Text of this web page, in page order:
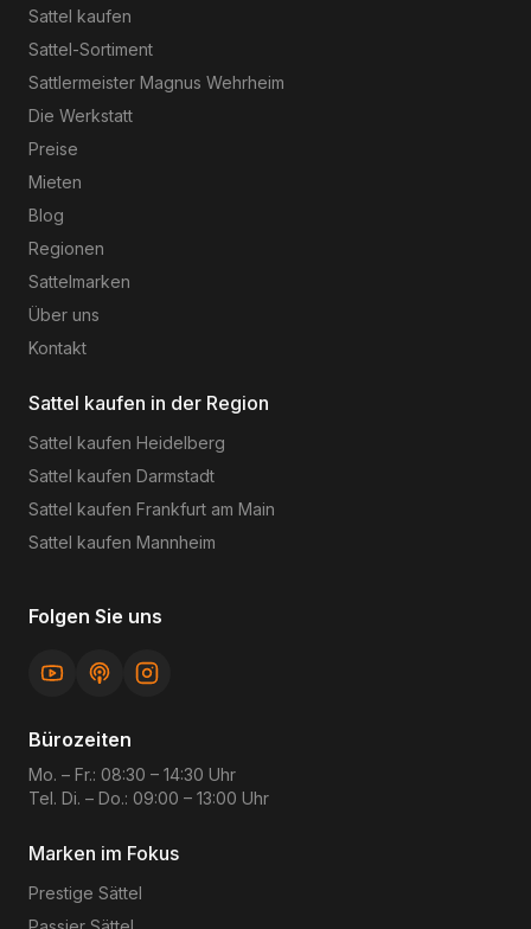
Sattel kaufen
Sattel-Sortiment
Sattlermeister Magnus Wehrheim
Die Werkstatt
Preise
Mieten
Blog
Regionen
Sattelmarken
Über uns
Kontakt
Sattel kaufen in der Region
Sattel kaufen Heidelberg
Sattel kaufen Darmstadt
Sattel kaufen Frankfurt am Main
Sattel kaufen Mannheim
Folgen Sie uns
Bürozeiten
Mo. – Fr.: 08:30 – 14:30 Uhr
Tel. Di. – Do.: 09:00 – 13:00 Uhr
Marken im Fokus
Prestige Sättel